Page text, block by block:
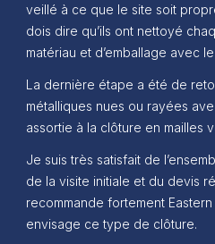
veillé à ce que le site soit
dois dire qu’ils ont nettoyé
matériau et d’emballage avec
La dernière étape a été de
métalliques nues ou rayées
assortie à la clôture en mailles
Je suis très satisfait de
de la visite initiale et du devis
recommande fortement
envisage ce type de clôture.